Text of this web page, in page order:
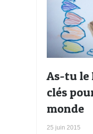
As-tu le
clés
monde
25 juin 2015